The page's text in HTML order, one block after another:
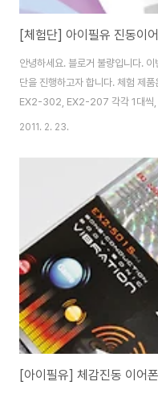
[체험단] 아이필유 진동이
안녕하세요. 블로거 불량입니다.
단을 진행하고자 합니다. 체험 제
EX2-302, EX2-207 각각 1대씩
EX2-501S - 1대 3. EX2-302 -
각각 1대씩 총 4명 - 응모방법 : 자
를 아래 댓글로 남기면 됩니다. ※
니다. ※ 체험단에 선정되면 1회이
2011. 2. 23.
[아이필유] 체감진동 이어